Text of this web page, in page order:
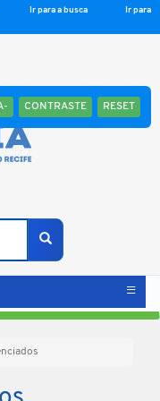
Ir para a busca
Ir para
CONTRASTE RESET
Buscar